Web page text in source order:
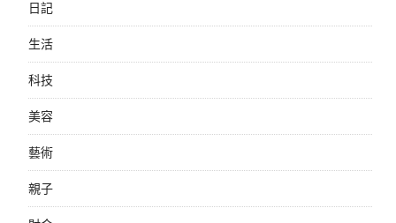
日記
生活
科技
美容
藝術
親子